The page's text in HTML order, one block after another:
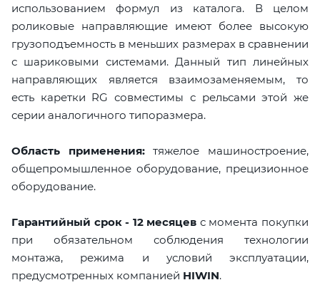
использованием формул из каталога. В целом
роликовые направляющие имеют более высокую
грузоподъемность в меньших размерах в сравнении
с шариковыми системами. Данный тип линейных
направляющих является взаимозаменяемым, то
есть каретки RG совместимы с рельсами этой же
серии аналогичного типоразмера.
Область применения:тяжелое машиностроение,
общепромышленное оборудование, прецизионное
оборудование.
Гарантийный срок - 12 месяцев с момента покупки
при обязательном соблюдения технологии
монтажа, режима и условий эксплуатации,
предусмотренных компанией HIWIN.